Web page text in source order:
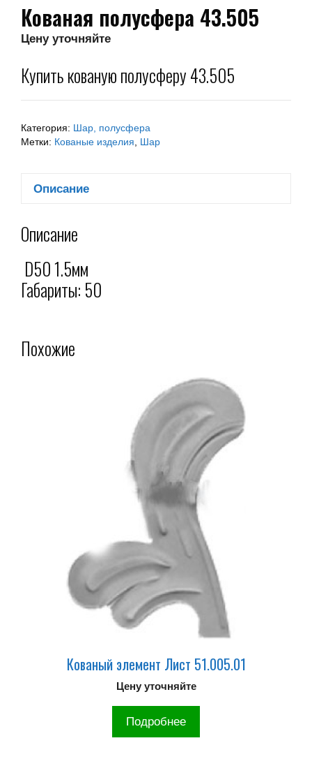
Кованая полусфера 43.505
Цену уточняйте
Купить кованую полусферу 43.505
Категория: Шар, полусфера
Метки: Кованые изделия, Шар
Описание
Описание
D50 1.5мм
Габариты: 50
Похожие
Кованый элемент Лист 51.005.01
Цену уточняйте
Подробнее